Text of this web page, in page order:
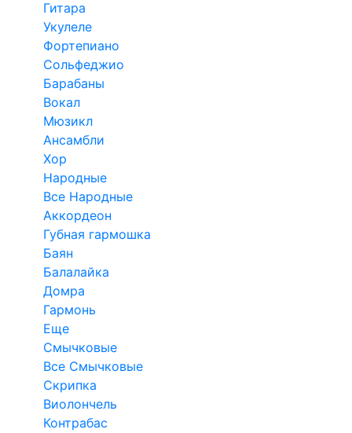
Гитара
Укулеле
Фортепиано
Сольфеджио
Барабаны
Вокал
Мюзикл
Ансамбли
Хор
Народные
Все Народные
Аккордеон
Губная гармошка
Баян
Балалайка
Домра
Гармонь
Еще
Смычковые
Все Смычковые
Скрипка
Виолончель
Контрабас